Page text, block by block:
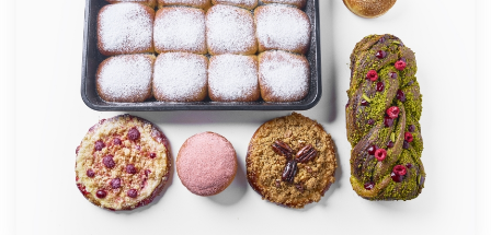
Dětské kurzy
Dárkové poukazy
Eshop
Online kurzy